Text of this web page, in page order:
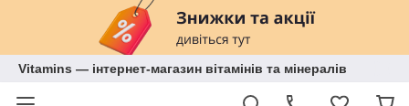
Vitamins — інтернет-магазин вітамінів та мінералів